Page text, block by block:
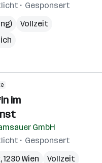
Gesponsert
Vollzeit
im
GmbH
Gesponsert
,1230 Wien
Vollzeit